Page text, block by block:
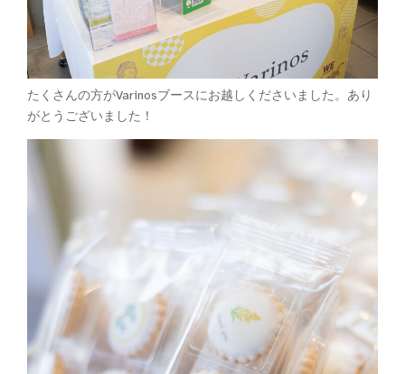
たくさんの方がVarinosブースにお越しくださいました。あり
がとうございました！